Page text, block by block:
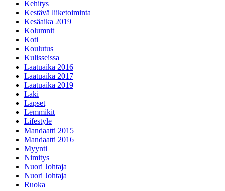
Kehitys
Kestävä liiketoiminta
Kesäaika 2019
Kolumnit
Koti
Koulutus
Kulisseissa
Laatuaika 2016
Laatuaika 2017
Laatuaika 2019
Laki
Lapset
Lemmikit
Lifestyle
Mandaatti 2015
Mandaatti 2016
Myynti
Nimitys
Nuori Johtaja
Nuori Johtaja
Ruoka